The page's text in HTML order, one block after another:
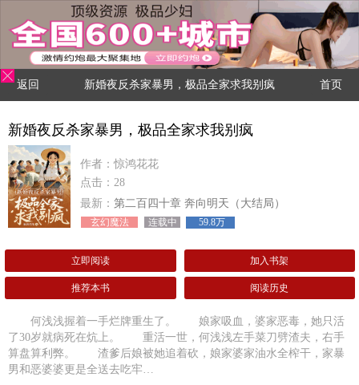
返回 新婚夜反杀家暴男，极品全家求我别疯 首页
新婚夜反杀家暴男，极品全家求我别疯
作者：惊鸿花花
点击：28
最新： 第二百四十章 奔向明天（大结局）
玄幻魔法 连载中 59.8万
立即阅读 加入书架
推荐本书 阅读历史
何浅浅握着一手烂牌重生了。 娘家吸血，婆家恶毒，她只活
了30岁就病死在炕上。 重活一世，何浅浅左手菜刀劈渣夫，右手
算盘算利弊。 渣爹后娘被她追着砍，娘家婆家油水全榨干，家暴
男和恶婆婆更是全送去吃牢…